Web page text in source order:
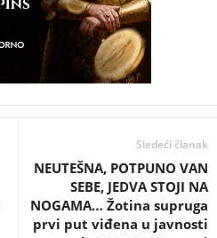
Sledeći članak
NEUTEŠNA, POTPUNO VAN
SEBE, JEDVA STOJI NA
NOGAMA… Žotina supruga
prvi put viđena u javnosti